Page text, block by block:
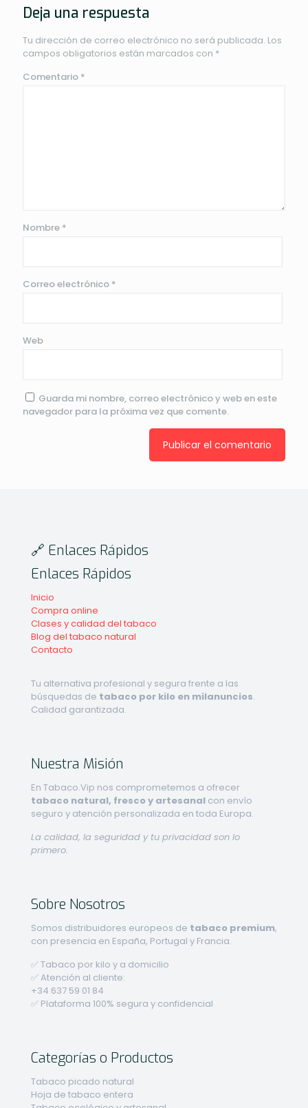
Deja una respuesta
Tu dirección de correo electrónico no será publicada. Los
campos obligatorios están marcados con *
Comentario *
Nombre *
Correo electrónico *
Web
Guarda mi nombre, correo electrónico y web en este
navegador para la próxima vez que comente.
🔗 Enlaces Rápidos
Enlaces Rápidos
Inicio
Compra online
Clases y calidad del tabaco
Blog del tabaco natural
Contacto
Tu alternativa profesional y segura frente a las
búsquedas de tabaco por kilo en milanuncios.
Calidad garantizada.
Nuestra Misión
En Tabaco.Vip nos comprometemos a ofrecer
tabaco natural, fresco y artesanal con envío
seguro y atención personalizada en toda Europa.
La calidad, la seguridad y tu privacidad son lo
primero.
Sobre Nosotros
Somos distribuidores europeos de tabaco premium,
con presencia en España, Portugal y Francia.
✅ Tabaco por kilo y a domicilio
✅ Atención al cliente:
+34 637 59 01 84
✅ Plataforma 100% segura y confidencial
Categorías o Productos
Tabaco picado natural
Hoja de tabaco entera